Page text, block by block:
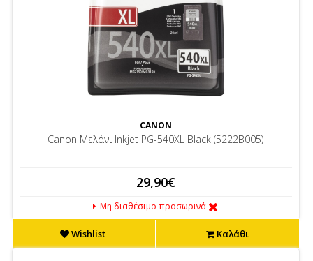
CANON
Canon Μελάνι Inkjet PG-540XL Black (5222B005)
29,90€
Μη διαθέσιμο προσωρινά
Wishlist Καλάθι